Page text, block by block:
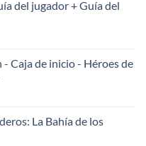
del jugador + Guía del
Caja de inicio - Héroes de
La Bahía de los